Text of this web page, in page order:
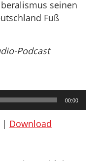
seinen
Fuß
Podcast
00:00
| Download